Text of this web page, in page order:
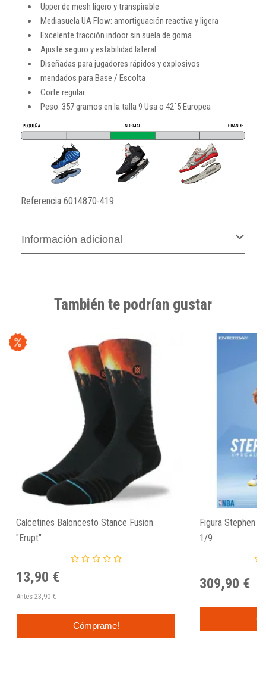
Upper de mesh ligero y transpirable
Mediasuela UA Flow: amortiguación reactiva y ligera
Excelente tracción indoor sin suela de goma
Ajuste seguro y estabilidad lateral
Diseñadas para jugadores rápidos y explosivos
mendados para Base / Escolta
Corte regular
Peso: 357 gramos en la talla 9 Usa o 42´5 Europea
Referencia 6014870-419
Información adicional
También te podrían gustar
Calcetines Baloncesto Stance Fusion
"Erupt"
13,90 €
Antes 23,90 €
Cómprame!
Figura Stephen
1/9
309,90 €